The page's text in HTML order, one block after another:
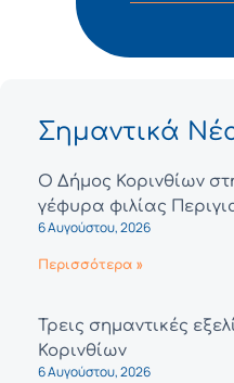
Σημαντικά
Ο Δήμος Κορινθίων
γέφυρα φιλίας
6 Αυγούστου, 2026
Περισσότερα »
Τρεις σημαντικές
Κορινθίων
6 Αυγούστου, 2026